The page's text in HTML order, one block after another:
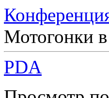
Мотогонки
PDA